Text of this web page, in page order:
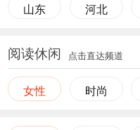
山东 河北
阅读休闲 点击直达频道
女性 时尚